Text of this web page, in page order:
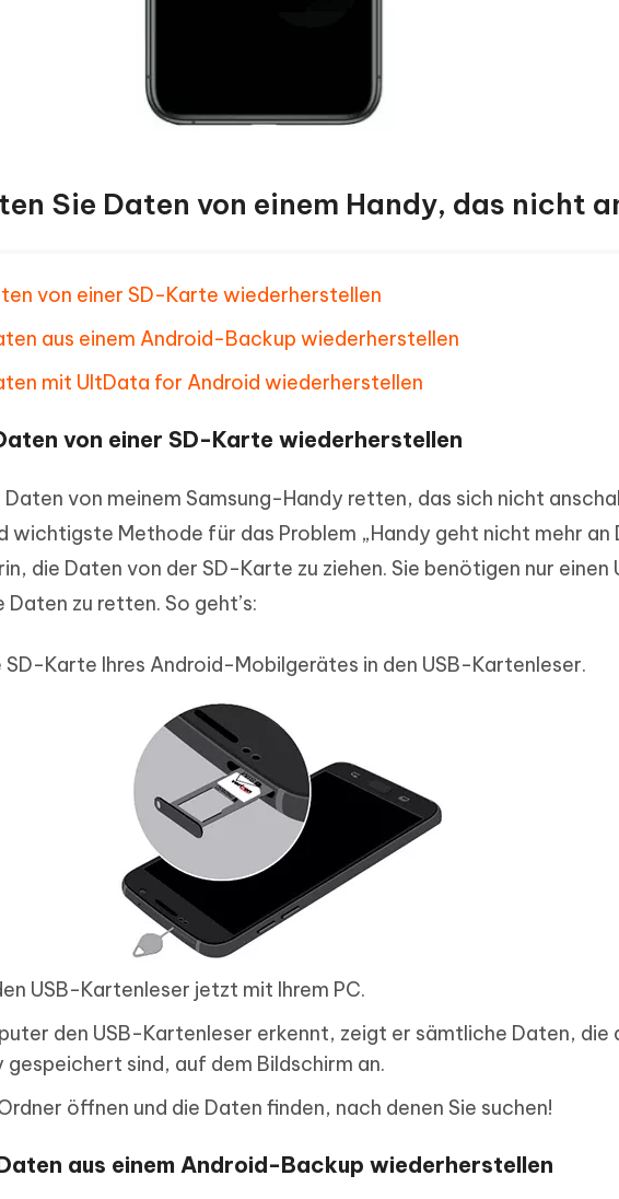
Sie Daten von einem Handy, das nicht
von einer SD-Karte wiederherstellen
aus einem Android-Backup wiederherstellen
mit UltData for Android wiederherstellen
von einer SD-Karte wiederherstellen
Daten von meinem Samsung-Handy retten, das sich nicht
wichtigste Methode für das Problem „Handy geht nicht mehr an
die Daten von der SD-Karte zu ziehen. Sie benötigen nur einen
zu retten. So geht’s:
SD-Karte Ihres Android-Mobilgerätes in den USB-Kartenleser.
USB-Kartenleser jetzt mit Ihrem PC.
den USB-Kartenleser erkennt, zeigt er sämtliche Daten, die
sind, auf dem Bildschirm an.
öffnen und die Daten finden, nach denen Sie suchen!
aus einem Android-Backup wiederherstellen